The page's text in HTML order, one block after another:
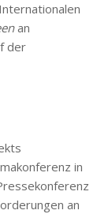
an
der
in
an